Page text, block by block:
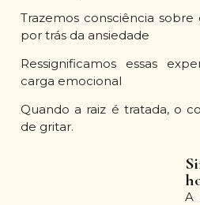
Trazemos consciência
por trás da ansiedade
Ressignificamos essas
carga emocional
Quando a raiz é tratada, o
de gritar.
A